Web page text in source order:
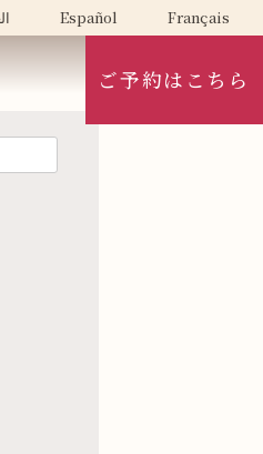
ご予約はこちら
Español Français